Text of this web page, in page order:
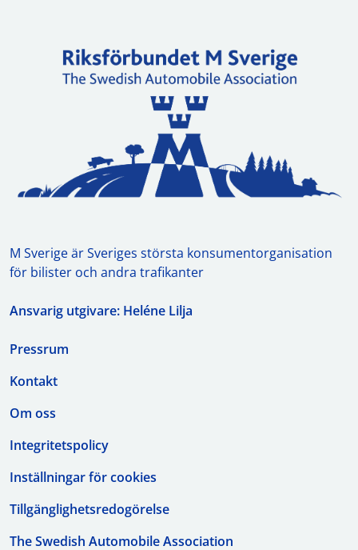
M Sverige är Sveriges största konsumentorganisation
för bilister och andra trafikanter
Ansvarig utgivare: Heléne Lilja
Pressrum
Kontakt
Om oss
Integritetspolicy
Inställningar för cookies
Tillgänglighetsredogörelse
The Swedish Automobile Association